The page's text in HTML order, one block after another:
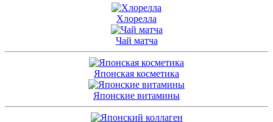
Хлорелла
Чай матча
Японская косметика
Японские витамины